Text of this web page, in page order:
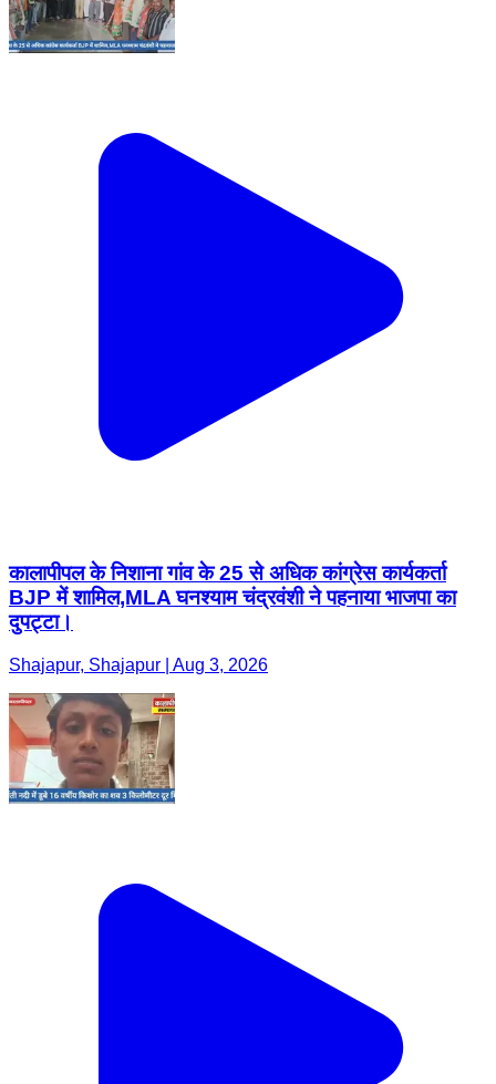
कालापीपल के निशाना गांव के 25 से अधिक कांग्रेस कार्यकर्ता
BJP में शामिल,MLA घनश्याम चंद्रवंशी ने पहनाया भाजपा का
दुपट्टा।
Shajapur, Shajapur | Aug 3, 2026